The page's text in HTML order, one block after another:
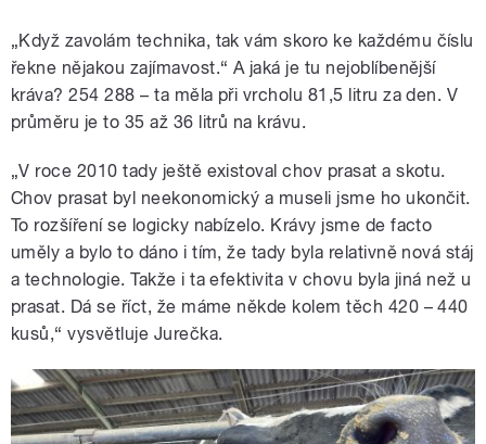
„Když zavolám technika, tak vám skoro ke každému číslu
řekne nějakou zajímavost.“ A jaká je tu nejoblíbenější
kráva? 254 288 – ta měla při vrcholu 81,5 litru za den. V
průměru je to 35 až 36 litrů na krávu.
„V roce 2010 tady ještě existoval chov prasat a skotu.
Chov prasat byl neekonomický a museli jsme ho ukončit.
To rozšíření se logicky nabízelo. Krávy jsme de facto
uměly a bylo to dáno i tím, že tady byla relativně nová stáj
a technologie. Takže i ta efektivita v chovu byla jiná než u
prasat. Dá se říct, že máme někde kolem těch 420 – 440
kusů,“ vysvětluje Jurečka.